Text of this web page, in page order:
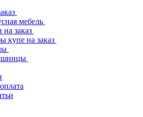
мебель
заказ
купе на заказ